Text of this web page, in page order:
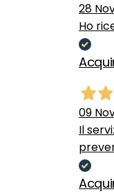
28
Ho
09
Il